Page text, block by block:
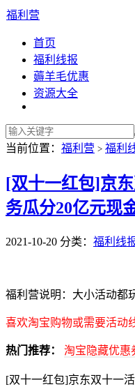
福利营
首页
福利线报
薅羊毛优惠
资源大全
当前位置： 福利营 > 福利
[双十一红包]京
务瓜分20亿元现
2021-10-20 分类： 福利线
福利营说明：大小活动都
喜欢淘宝购物或需要活动
热门推荐： 淘宝隐藏优惠
[双十一红包]京东双十一